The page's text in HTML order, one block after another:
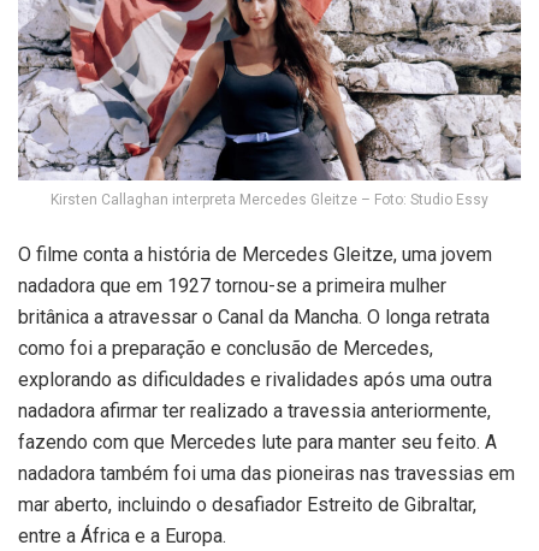
Kirsten Callaghan interpreta Mercedes Gleitze – Foto: Studio Essy
O filme conta a história de Mercedes Gleitze, uma jovem
nadadora que em 1927 tornou-se a primeira mulher
britânica a atravessar o Canal da Mancha. O longa retrata
como foi a preparação e conclusão de Mercedes,
explorando as dificuldades e rivalidades após uma outra
nadadora afirmar ter realizado a travessia anteriormente,
fazendo com que Mercedes lute para manter seu feito. A
nadadora também foi uma das pioneiras nas travessias em
mar aberto, incluindo o desafiador Estreito de Gibraltar,
entre a África e a Europa.